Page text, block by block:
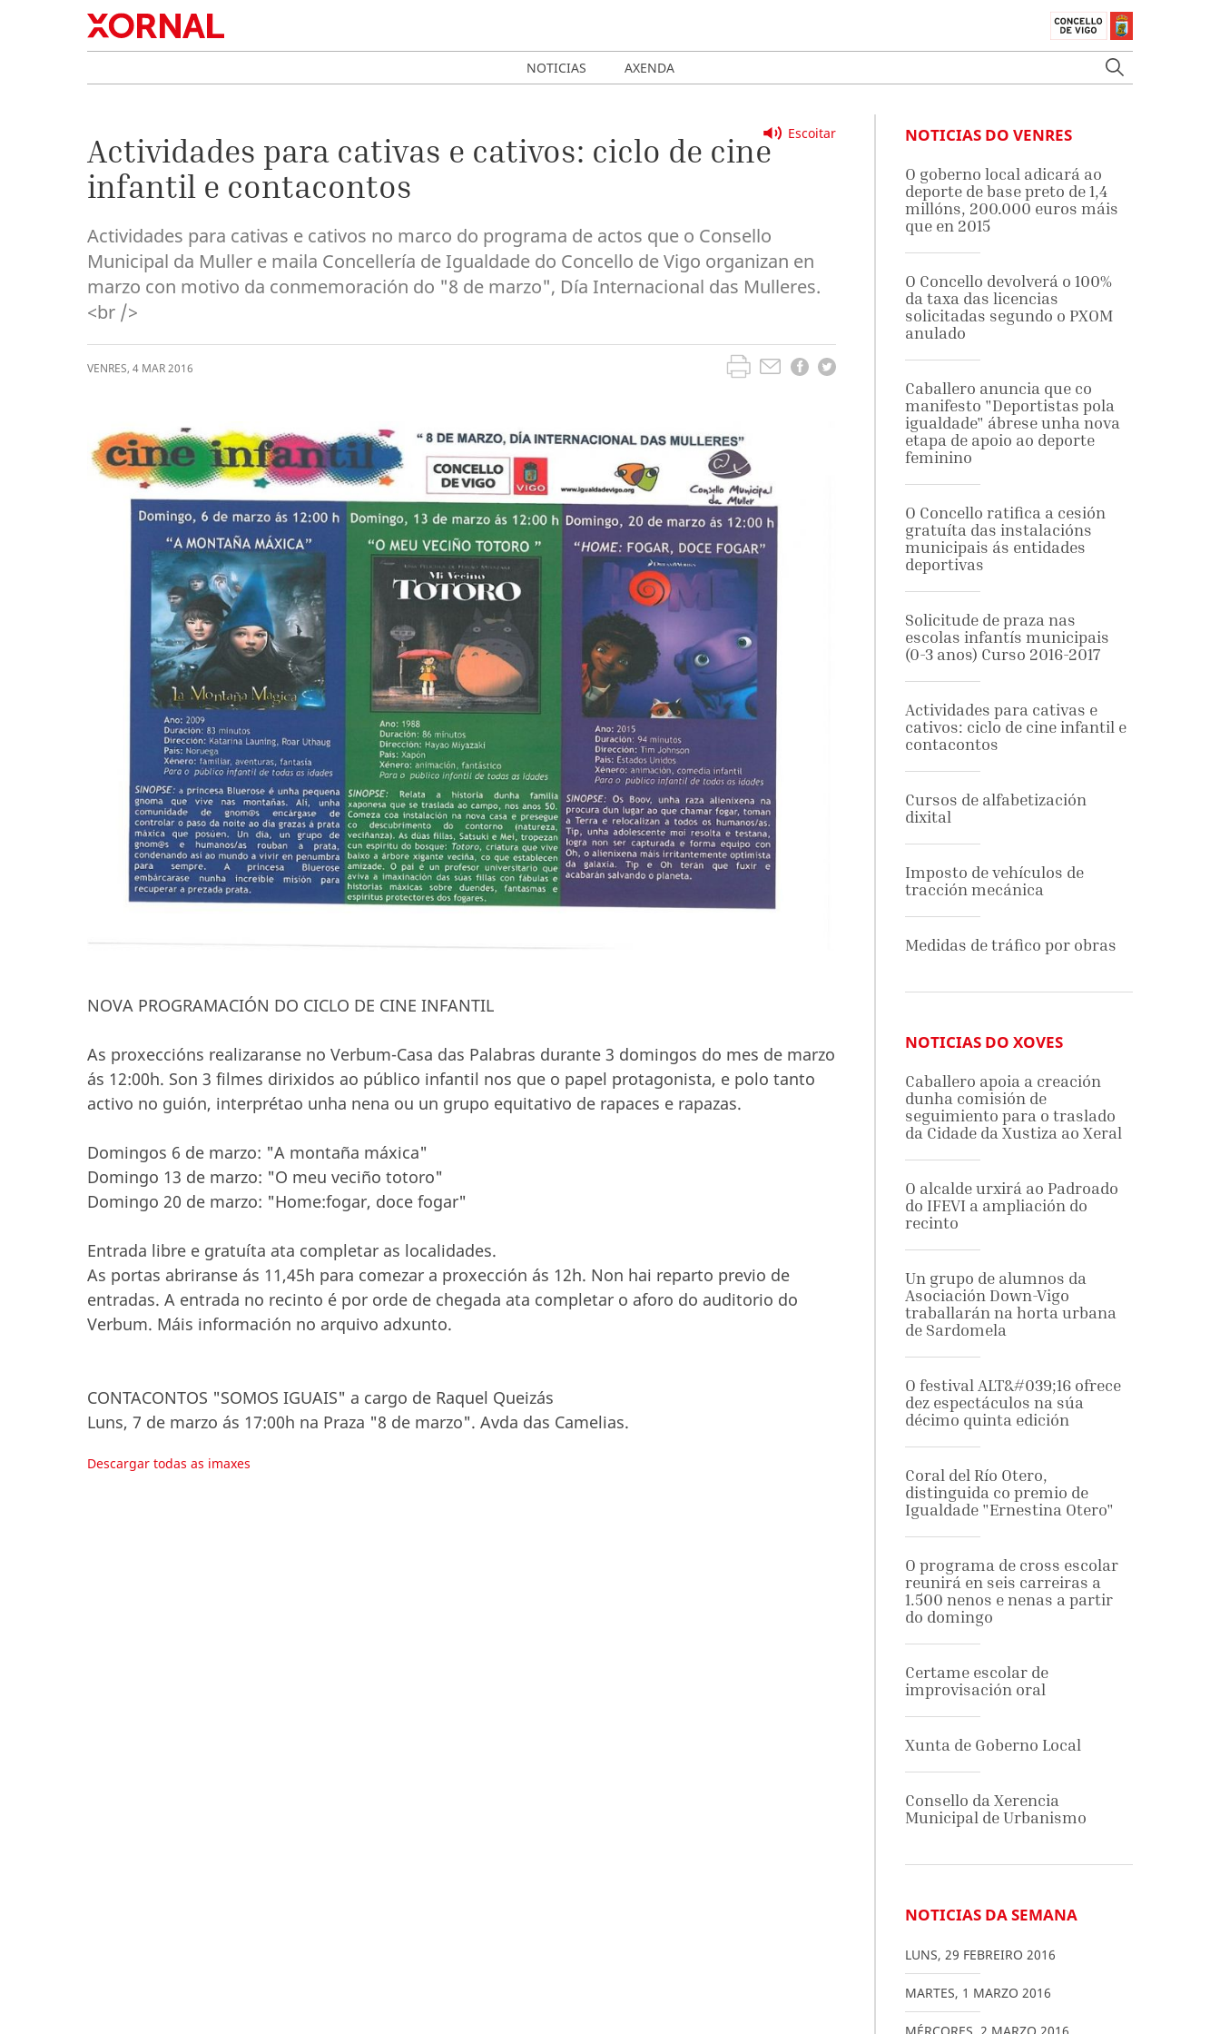
NOTICIAS AXENDA
Escoitar
Actividades para cativas e cativos: ciclo de cine
infantil e contacontos
Actividades para cativas e cativos no marco do programa de actos que o Consello
Municipal da Muller e maila Concellería de Igualdade do Concello de Vigo organizan en
marzo con motivo da conmemoración do "8 de marzo", Día Internacional das Mulleres.
<br />
VENRES, 4 MAR2016
NOVA PROGRAMACIÓN DO CICLO DE CINE INFANTIL
As proxeccións realizaranse no Verbum-Casa das Palabras durante 3 domingos do mes de marzo
ás 12:00h. Son 3 filmes dirixidos ao público infantil nos que o papel protagonista, e polo tanto
activo no guión, interprétao unha nena ou un grupo equitativo de rapaces e rapazas.
Domingos 6 de marzo: "A montaña máxica"
Domingo 13 de marzo: "O meu veciño totoro"
Domingo 20 de marzo: "Home:fogar, doce fogar"
Entrada libre e gratuíta ata completar as localidades.
As portas abriranse ás 11,45h para comezar a proxección ás 12h. Non hai reparto previo de
entradas. A entrada no recinto é por orde de chegada ata completar o aforo do auditorio do
Verbum. Máis información no arquivo adxunto.
CONTACONTOS "SOMOS IGUAIS" a cargo de Raquel Queizás
Luns, 7 de marzo ás 17:00h na Praza "8 de marzo". Avda das Camelias.
Descargar todas as imaxes
NOTICIAS DO VENRES
O goberno local adicará ao
deporte de base preto de 1,4
millóns, 200.000 euros máis
que en 2015
O Concello devolverá o 100%
da taxa das licencias
solicitadas segundo o PXOM
anulado
Caballero anuncia que co
manifesto "Deportistas pola
igualdade" ábrese unha nova
etapa de apoio ao deporte
feminino
O Concello ratifica a cesión
gratuíta das instalacións
municipais ás entidades
deportivas
Solicitude de praza nas
escolas infantís municipais
(0-3 anos) Curso 2016-2017
Actividades para cativas e
cativos: ciclo de cine infantil e
contacontos
Cursos de alfabetización
dixital
Imposto de vehículos de
tracción mecánica
Medidas de tráfico por obras
NOTICIAS DO XOVES
Caballero apoia a creación
dunha comisión de
seguimiento para o traslado
da Cidade da Xustiza ao Xeral
O alcalde urxirá ao Padroado
do IFEVI a ampliación do
recinto
Un grupo de alumnos da
Asociación Down-Vigo
traballarán na horta urbana
de Sardomela
O festival ALT&#039;16 ofrece
dez espectáculos na súa
décimo quinta edición
Coral del Río Otero,
distinguida co premio de
Igualdade "Ernestina Otero"
O programa de cross escolar
reunirá en seis carreiras a
1.500 nenos e nenas a partir
do domingo
Certame escolar de
improvisación oral
Xunta de Goberno Local
Consello da Xerencia
Municipal de Urbanismo
NOTICIAS DA SEMANA
LUNS, 29 FEBREIRO 2016
MARTES, 1 MARZO 2016